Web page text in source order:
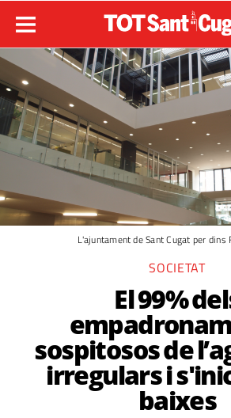
L'ajuntament de Sant Cugat per dins
SOCIETAT
El 99%
sospitosos de
irregulars i
baixes